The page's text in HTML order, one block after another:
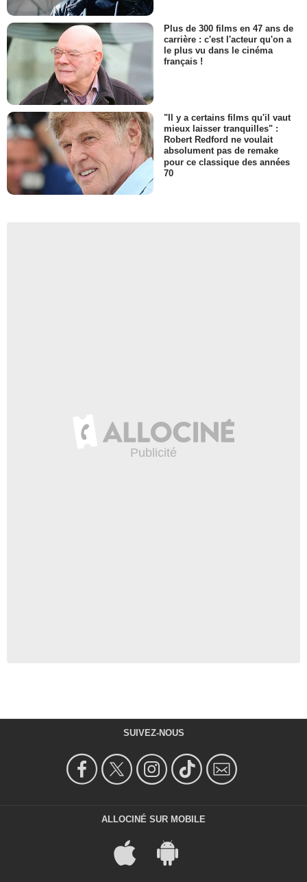
Plus de 300 films en 47 ans de
carrière : c'est l'acteur qu'on a
le plus vu dans le cinéma
français !
"Il y a certains films qu'il vaut
mieux laisser tranquilles" :
Robert Redford ne voulait
absolument pas de remake
pour ce classique des années
70
SUIVEZ-NOUS
ALLOCINÉ SUR MOBILE